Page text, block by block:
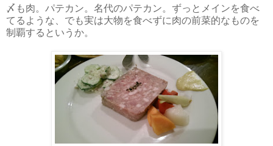
〆も肉。パテカン。名代のパテカン。ずっとメインを食べ
てるような、でも実は大物を食べずに肉の前菜的なものを
制覇するというか。